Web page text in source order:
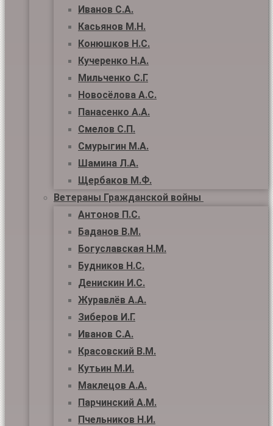
Иванов С.А.
Касьянов М.Н.
Конюшков Н.С.
Кучеренко Н.А.
Мильченко С.Г.
Новосёлова А.С.
Панасенко А.А.
Смелов С.П.
Смурыгин М.А.
Шамина Л.А.
Щербаков М.Ф.
Ветераны Гражданской войны
Антонов П.С.
Баданов В.М.
Богуславская Н.М.
Будников Н.С.
Денискин И.С.
Журавлёв А.А.
Зиберов И.Г.
Иванов С.А.
Красовский В.М.
Кутьин М.И.
Маклецов А.А.
Парчинский А.М.
Пчельников Н.И.